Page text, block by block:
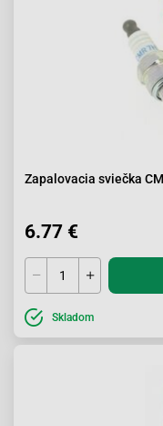
Zapalovacia sviečka
6.77 €
Skladom